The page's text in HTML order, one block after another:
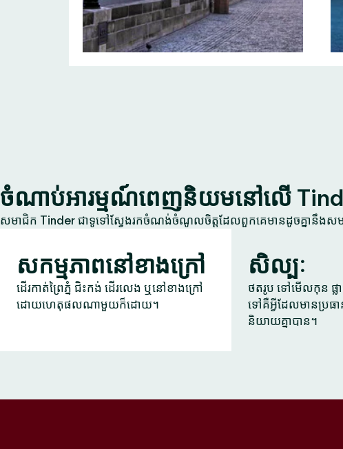
ចំណាប់អារម្មណ៍ពេញនិយមនៅលើ
សមាជិក Tinder ជាទូទៅស្វែងរកចំណង់ចំណូលចិត្តដែលពួកគេមានដូចគ្នានឹងស
សកម្មភាពនៅខាងក្រៅ
ដើរកាត់ព្រៃភ្នំ ជិះកង់ ដើរលេង ឬនៅខាងក្រៅ
ដោយហេតុផលណាមួយក៏ដោយ។
សិល្បៈ
ថតរូប ទៅមើលកុន ផ្ល
ទៅគឺអ្វីដែលមានប្រធ
និយាយគ្នាបាន។